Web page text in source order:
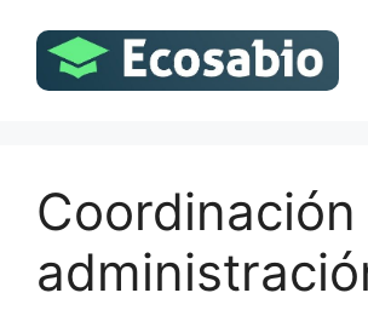
contenido
Coordinación